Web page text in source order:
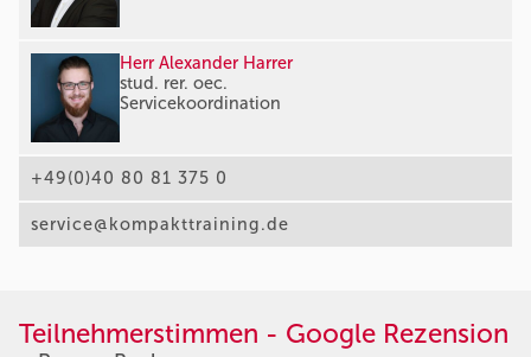
Herr Alexander Harrer
stud. rer. oec.
Servicekoordination
+49(0)40 80 81 375 0
service@kompakttraining.de
Teilnehmerstimmen - Google Rezension